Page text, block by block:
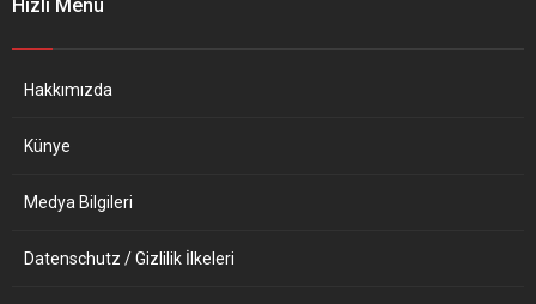
yönetiminde yapılan yerel
“nefreti teşvik ettiği”
Hızlı Menü
Hakkımızda
Künye
Medya Bilgileri
Datenschutz / Gizlilik İlkeleri